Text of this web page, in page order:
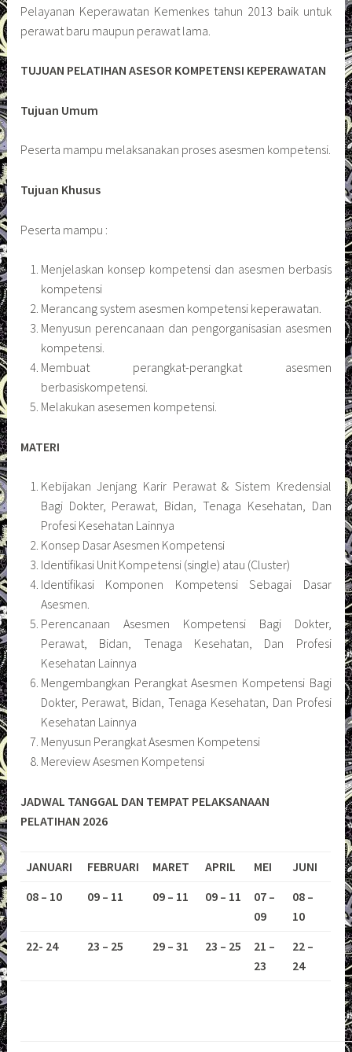
Pelayanan Keperawatan Kemenkes tahun 2013 baik untuk
perawat baru maupun perawat lama.
TUJUAN PELATIHAN ASESOR KOMPETENSI KEPERAWATAN
Tujuan Umum
Peserta mampu melaksanakan proses asesmen kompetensi.
Tujuan Khusus
Peserta mampu :
Menjelaskan konsep kompetensi dan asesmen berbasis
kompetensi
Merancang system asesmen kompetensi keperawatan.
Menyusun perencanaan dan pengorganisasian asesmen
kompetensi.
Membuat perangkat-perangkat asesmen
berbasiskompetensi.
Melakukan asesemen kompetensi.
MATERI
Kebijakan Jenjang Karir Perawat & Sistem Kredensial
Bagi Dokter, Perawat, Bidan, Tenaga Kesehatan, Dan
Profesi Kesehatan Lainnya
Konsep Dasar Asesmen Kompetensi
Identifikasi Unit Kompetensi (single) atau (Cluster)
Identifikasi Komponen Kompetensi Sebagai Dasar
Asesmen.
Perencanaan Asesmen Kompetensi Bagi Dokter,
Perawat, Bidan, Tenaga Kesehatan, Dan Profesi
Kesehatan Lainnya
Mengembangkan Perangkat Asesmen Kompetensi Bagi
Dokter, Perawat, Bidan, Tenaga Kesehatan, Dan Profesi
Kesehatan Lainnya
Menyusun Perangkat Asesmen Kompetensi
Mereview Asesmen Kompetensi
JADWAL TANGGAL DAN TEMPAT PELAKSANAAN
PELATIHAN 2026
JANUARI FEBRUARI MARET APRIL MEI
JUNI
08 – 10
09 – 11 09 – 11 09 – 11
07 –
09
08 –
10
22- 24
23 – 25 29 – 31 23 – 25
21 –
23
22 –
24